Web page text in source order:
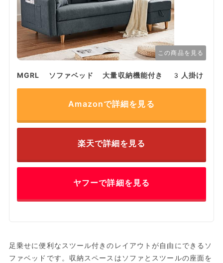
この商品を見る
MGRL ソファベッド 大量収納機能付き 3人掛け
Amazonで詳細を見る
楽天で詳細を見る
ヤフーで詳細を見る
足乗せに便利なスツール付きのレイアウトが自由にできるソ
ファベッドです。収納スペースはソファとスツールの座面を